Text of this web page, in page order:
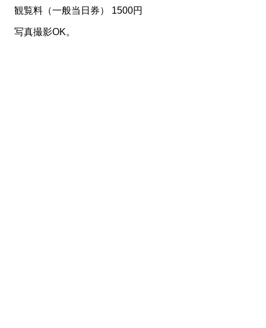
観覧料（一般当日券） 1500円
写真撮影OK。